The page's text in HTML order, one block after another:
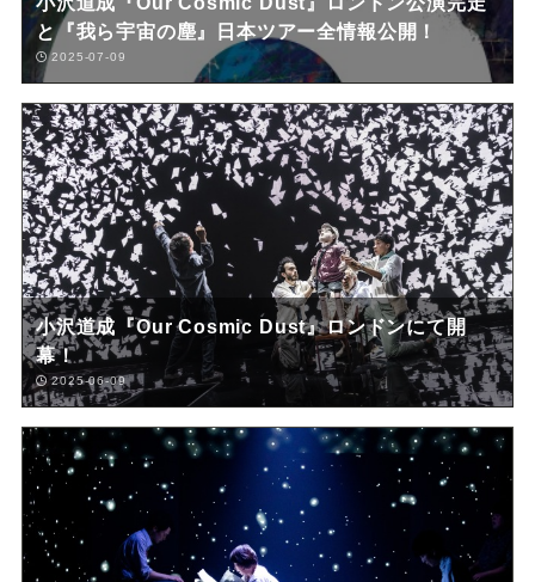
と『我ら宇宙の塵』日本ツアー全情報公開！
2025-07-09
小沢道成『Our Cosmic Dust』ロンドンにて開
幕！
2025-06-09